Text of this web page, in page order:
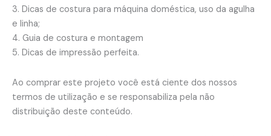
3. Dicas de costura para máquina doméstica, uso da agulha
e linha;
4. Guia de costura e montagem
5. Dicas de impressão perfeita.
Ao comprar este projeto você está ciente dos nossos
termos de utilização e se responsabiliza pela não
distribuição deste conteúdo.